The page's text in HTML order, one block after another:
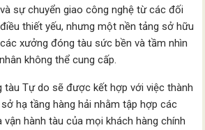
sự chuyển giao công nghệ từ các đối
thiết yếu, nhưng một nền tảng sở hữu
xưởng đóng tàu sức bền và tầm nhìn
không thể cung cấp.
tàu Tự do sẽ được kết hợp với việc thành
hạ tầng hàng hải nhằm tập hợp các
hành tàu của mọi khách hàng chính